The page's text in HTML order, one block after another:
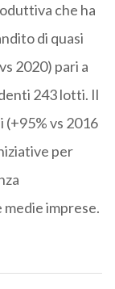
che ha
di quasi
2020) pari a
243 lotti. Il
(+95% vs 2016
per
imprese.